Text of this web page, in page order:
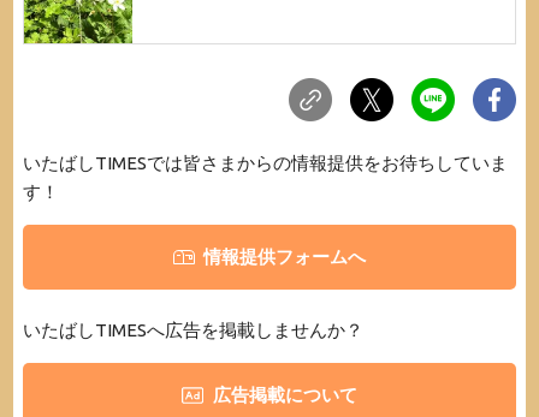
いたばしTIMESでは皆さまからの情報提供をお待ちしていま
す！
情報提供フォームへ
いたばしTIMESへ広告を掲載しませんか？
広告掲載について